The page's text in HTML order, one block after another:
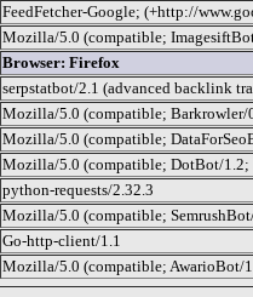
FeedFetcher-Google; (+http://
Mozilla/5.0 (compatible;
Browser: Firefox
serpstatbot/2.1 (advanced backlink
Mozilla/5.0 (compatible; Barkrowler/
Mozilla/5.0 (compatible;
Mozilla/5.0 (compatible; DotBot/1.2;
python-requests/2.32.3
Mozilla/5.0 (compatible;
Go-http-client/1.1
Mozilla/5.0 (compatible; AwarioBot/